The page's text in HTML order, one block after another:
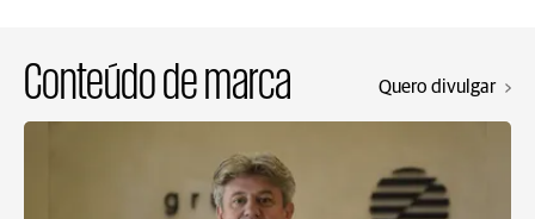
Conteúdo de marca Quero divulgar